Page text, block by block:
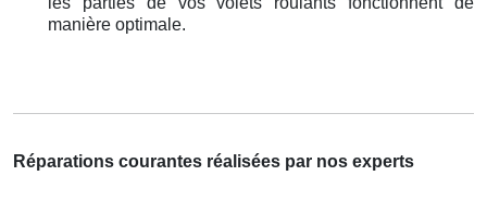
manière optimale.
Réparations courantes réalisées par nos experts